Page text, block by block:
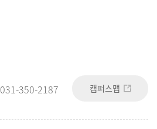
031-350-2187 캠퍼스맵